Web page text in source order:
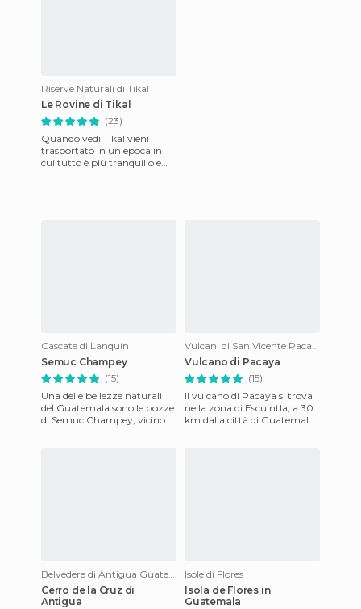
Riserve Naturali di Tikal
Le Rovine di Tikal
(23)
Quando vedi Tikal vieni
trasportato in un'epoca in
cui tutto è più tranquillo e
Cascate di Lanquín
Semuc Champey
(15)
Una delle bellezze naturali
del Guatemala sono le pozze
di Semuc Champey, vicino a
Vulcani di San Vicente Pacaya
Vulcano di Pacaya
(15)
Il vulcano di Pacaya si trova
nella zona di Escuintla, a 30
km dalla città di Guatemala
Belvedere di Antigua Guatemala
Cerro de la Cruz di
Antigua
Isole di Flores
Isola de Flores in
Guatemala